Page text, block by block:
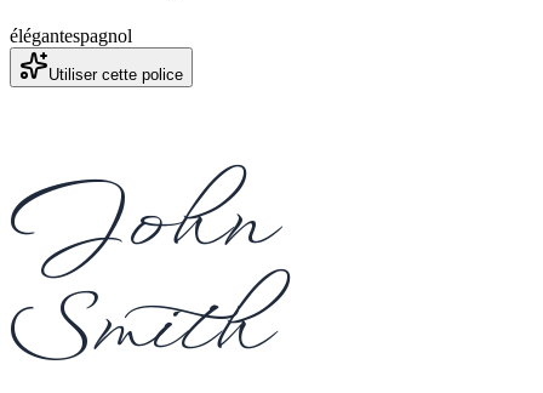
élégantespagnol
Utiliser cette police
John
Smith